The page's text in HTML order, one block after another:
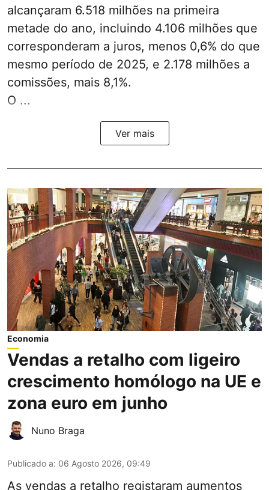
alcançaram 6.518 milhões na primeira
metade do ano, incluindo 4.106 milhões que
corresponderam a juros, menos 0,6% do que
mesmo período de 2025, e 2.178 milhões a
comissões, mais 8,1%.
O ...
Ver mais
Economia
Vendas a retalho com ligeiro
crescimento homólogo na UE e
zona euro em junho
Nuno Braga
Publicado a: 06 Agosto 2026, 09:49
As vendas a retalho registaram aumentos